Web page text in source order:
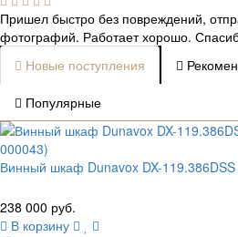
Пришел быстро без повреждений,
фотографий. Работает хорошо.
Новые поступления
Популярные
Винный шкаф Dunavox DX-
238 000 руб.
В корзину